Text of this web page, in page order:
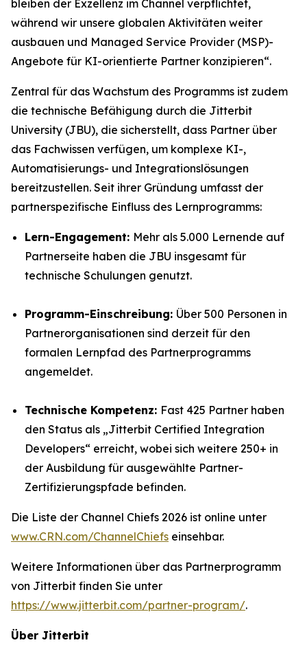
bleiben der Exzellenz im Channel verpflichtet,
während wir unsere globalen Aktivitäten weiter
ausbauen und Managed Service Provider (MSP)-
Angebote für KI-orientierte Partner konzipieren“.
Zentral für das Wachstum des Programms ist zudem
die technische Befähigung durch die Jitterbit
University (JBU), die sicherstellt, dass Partner über
das Fachwissen verfügen, um komplexe KI-,
Automatisierungs- und Integrationslösungen
bereitzustellen. Seit ihrer Gründung umfasst der
partnerspezifische Einfluss des Lernprogramms:
Lern-Engagement: Mehr als 5.000 Lernende auf
Partnerseite haben die JBU insgesamt für
technische Schulungen genutzt.
Programm-Einschreibung: Über 500 Personen in
Partnerorganisationen sind derzeit für den
formalen Lernpfad des Partnerprogramms
angemeldet.
Technische Kompetenz: Fast 425 Partner haben
den Status als „Jitterbit Certified Integration
Developers“ erreicht, wobei sich weitere 250+ in
der Ausbildung für ausgewählte Partner-
Zertifizierungspfade befinden.
Die Liste der Channel Chiefs 2026 ist online unter
www.CRN.com/ChannelChiefs einsehbar.
Weitere Informationen über das Partnerprogramm
von Jitterbit finden Sie unter
https://www.jitterbit.com/partner-program/.
Über Jitterbit